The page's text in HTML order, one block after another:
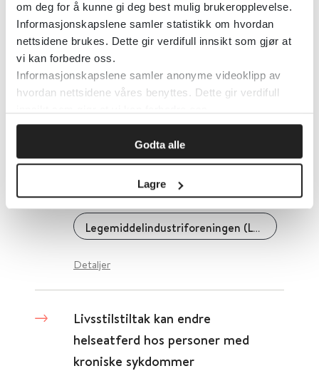
om deg for å kunne gi deg best mulig brukeropplevelse.
Informasjonskapslene samler statistikk om hvordan
nettsidene brukes. Dette gir verdifull innsikt som gjør at
vi kan forbedre oss.
Informasjonskapslene samler anonyme videoklipp av
hvordan nettsidene våres benyttes. Dette gir verdifull
Godta alle
Lagre
LMR-forskriften -
Legemiddelregisteret
Helse- og omsorgsdepartementet (HOD) 2021
Detaljer
LMI - Policydokumenter fra
legemiddelindustrien
Legemiddelindustriforeningen (LMI)
Detaljer
Livsstilstiltak kan endre
helseatferd hos personer med
kroniske sykdommer